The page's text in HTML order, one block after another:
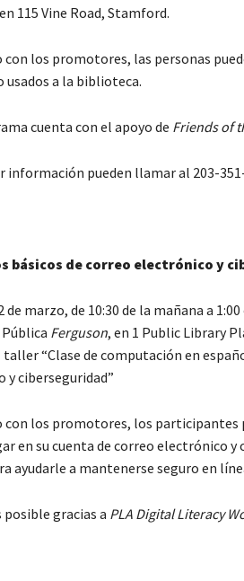
115 Vine Road, Stamford.
con los promotores, las personas
usados a la biblioteca.
cuenta con el apoyo de Friends of
información pueden llamar al 203-
básicos de correo electrónico y
de marzo, de 10:30 de la mañana a
Ferguson, en 1 Public Library
“Clase de computación en
y ciberseguridad”
con los promotores, los
en su cuenta de correo electrónico
ayudarle a mantenerse seguro en
gracias a PLA Digital Literacy